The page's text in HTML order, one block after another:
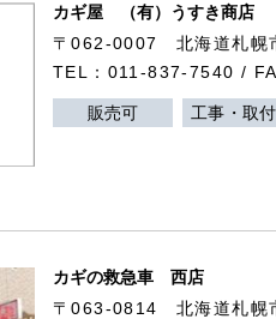
カギ屋 （有）うすき商店
〒062-0007 北海道札幌
TEL：011-837-7540 /
販売可 工事・取
カギの救急車 西店
〒063-0814 北海道札幌